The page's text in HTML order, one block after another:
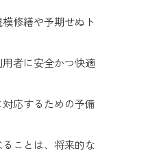
修繕や予期せぬト
者に安全かつ快適
応するための予備
ことは、将来的な